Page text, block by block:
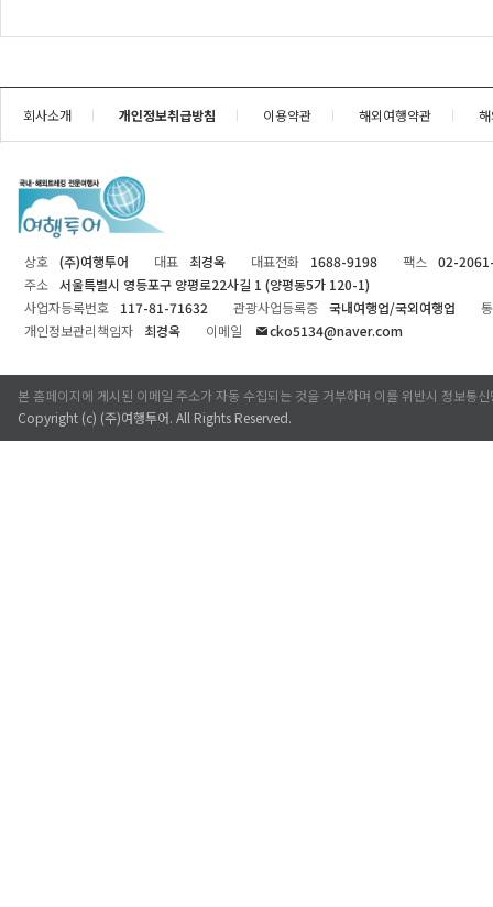
회사소개 개인정보취급방침 이용약관 해외여행약관
상호 (주)여행투어 대표 최경옥 대표전화 1688-9198 팩스
02-
주소 서울특별시 영등포구 양평로22사길 1 (양평동5가 120-1)
사업자등록번호
117-81-71632 관광사업등록증 국내여행업/국외여행업
개인정보관리책임자
최경옥 이메일 cko5134@naver.com
본 홈페이지에 게시된 이메일 주소가 자동 수집되는 것을 거부하며 이를 위반시 정보통
Copyright (c) (주)여행투어. All Rights Reserved.